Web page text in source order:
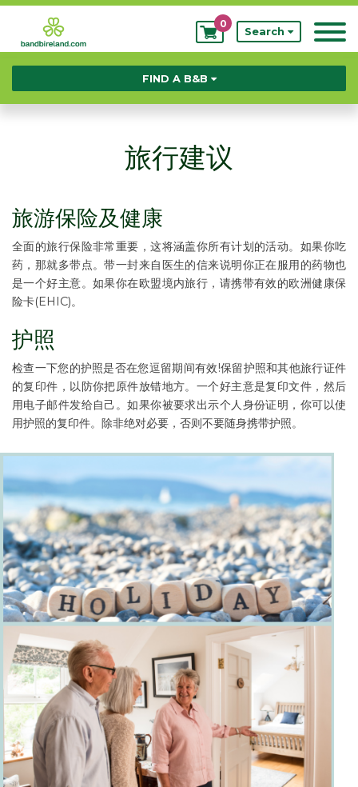
My
Bookings
0
Search
FIND A B&B
旅行建议
旅游保险及健康
全面的旅行保险非常重要，这将涵盖你所有计划的活动。如果你吃
药，那就多带点。带一封来自医生的信来说明你正在服用的药物也
是一个好主意。如果你在欧盟境内旅行，请携带有效的欧洲健康保
险卡(EHIC)。
护照
检查一下您的护照是否在您逗留期间有效!保留护照和其他旅行证件
的复印件，以防你把原件放错地方。一个好主意是复印文件，然后
用电子邮件发给自己。如果你被要求出示个人身份证明，你可以使
用护照的复印件。除非绝对必要，否则不要随身携带护照。